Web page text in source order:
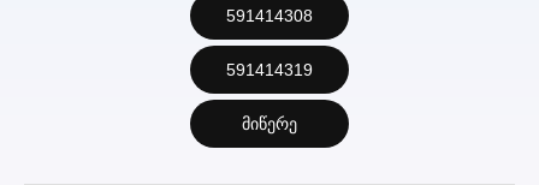
591414308
591414319
მიწერე